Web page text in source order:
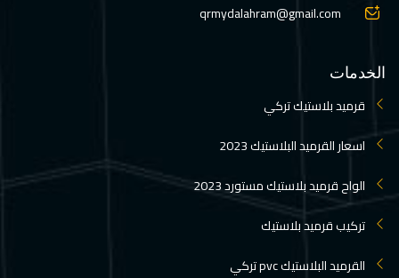
qrmydalahram@gmail.com
الخدمات
قرميد بلاستيك تركي
اسعار القرميد البلاستيك 2023
الواح قرميد بلاستيك مستورد 2023
تركيب قرميد بلاستيك
القرميد البلاستيك pvc تركي